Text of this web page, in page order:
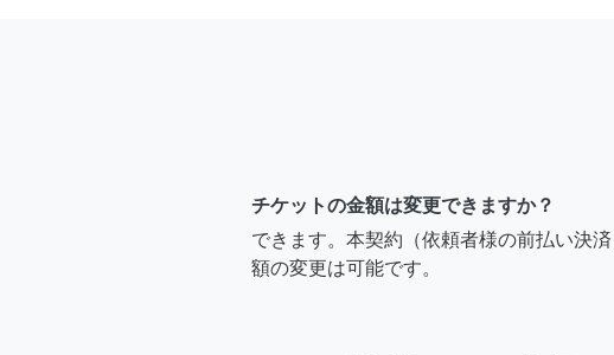
チケットの金額は変更できますか？
できます。本契約（依頼者様の前払い決
額の変更は可能です。